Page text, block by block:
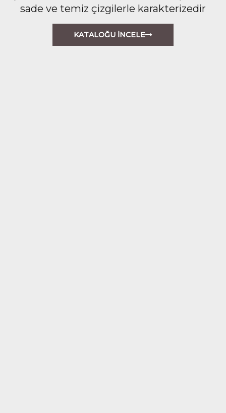
sade ve temiz çizgilerle karakterizedir
KATALOĞU İNCELE